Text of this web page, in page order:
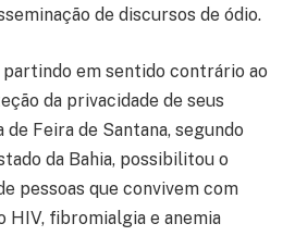
de discursos de ódio.
em sentido contrário ao
da privacidade de seus
Feira de Santana, segundo
da Bahia, possibilitou o
pessoas que convivem com
HIV, fibromialgia e anemia